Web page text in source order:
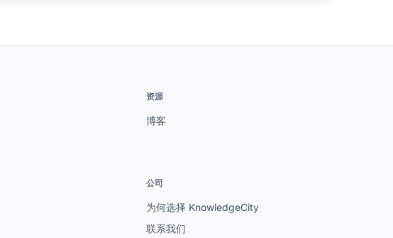
资源
博客
公司
为何选择 KnowledgeCity
联系我们